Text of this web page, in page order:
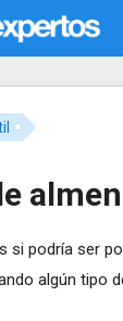
si podría ser
algún tipo